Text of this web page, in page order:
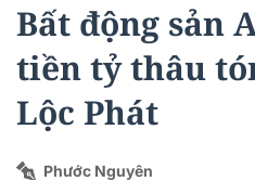
Bất động sản
tiền tỷ thâu
Lộc Phát
Phước Nguyên